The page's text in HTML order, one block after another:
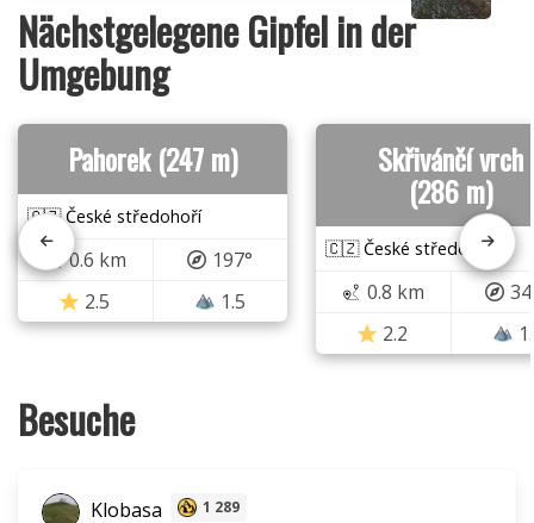
Nächstgelegene Gipfel in der
Umgebung
Pahorek (247 m)
🇨🇿 České středohoří
0.6 km
197°
2.5
1.5
Skřivánčí vrch
(286 m)
🇨🇿 České středohoří
0.8 km
2.2
Besuche
Klobasa 1 289